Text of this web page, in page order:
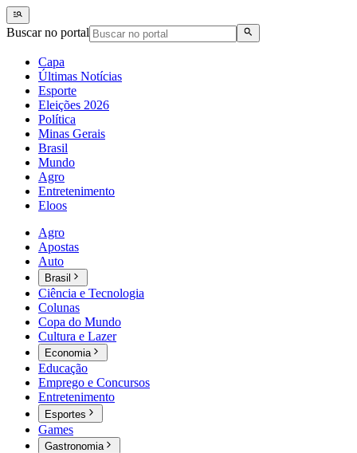
Buscar no portal
Capa
Últimas Notícias
Esporte
Eleições 2026
Política
Minas Gerais
Brasil
Mundo
Agro
Entretenimento
Eloos
Agro
Apostas
Auto
Brasil
Ciência e Tecnologia
Colunas
Copa do Mundo
Cultura e Lazer
Economia
Educação
Emprego e Concursos
Entretenimento
Esportes
Games
Gastronomia